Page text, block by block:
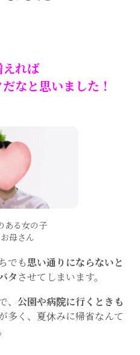
えれば
なと思いました！
ある女の子
母さん
でも 思い通りにならないと
タ させてしまいます。
、 公園や病院に行くときも
多く、夏休みに帰省なんて